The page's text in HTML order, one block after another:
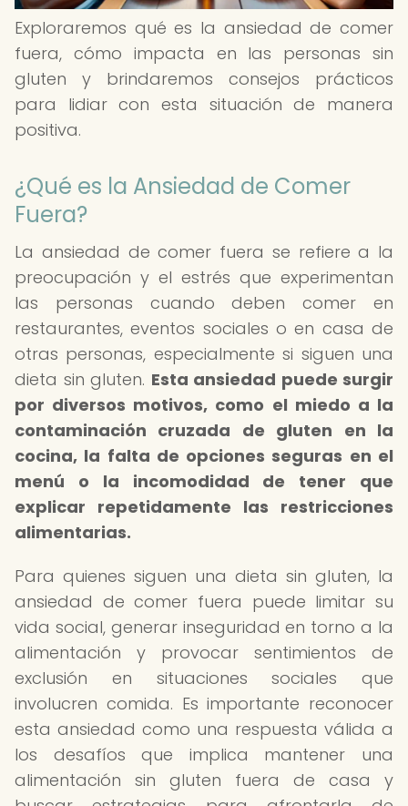
Exploraremos qué es la ansiedad de comer
fuera, cómo impacta en las personas sin
gluten y brindaremos consejos prácticos
para lidiar con esta situación de manera
positiva.
¿Qué es la Ansiedad de Comer
Fuera?
La ansiedad de comer fuera se refiere a la
preocupación y el estrés que experimentan
las personas cuando deben comer en
restaurantes, eventos sociales o en casa de
otras personas, especialmente si siguen una
dieta sin gluten. Esta ansiedad puede surgir
por diversos motivos, como el miedo a la
contaminación cruzada de gluten en la
cocina, la falta de opciones seguras en el
menú o la incomodidad de tener que
explicar repetidamente las restricciones
alimentarias.
Para quienes siguen una dieta sin gluten, la
ansiedad de comer fuera puede limitar su
vida social, generar inseguridad en torno a la
alimentación y provocar sentimientos de
exclusión en situaciones sociales que
involucren comida. Es importante reconocer
esta ansiedad como una respuesta válida a
los desafíos que implica mantener una
alimentación sin gluten fuera de casa y